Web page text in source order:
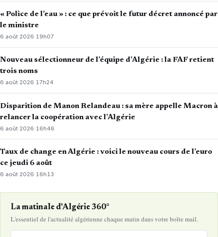
« Police de l’eau » : ce que prévoit le futur décret annoncé par
le ministre
6 août 2026· 19h07
Nouveau sélectionneur de l’équipe d’Algérie : la FAF retient
trois noms
6 août 2026·17h24
Disparition de Manon Relandeau : sa mère appelle Macron à
relancer la coopération avec l’Algérie
6 août 2026· 16h46
Taux de change en Algérie : voici le nouveau cours de l’euro
ce jeudi 6 août
6 août 2026·16h13
La matinale d'Algérie 360°
L'essentiel de l'actualité algérienne chaque matin dans votre boîte mail.